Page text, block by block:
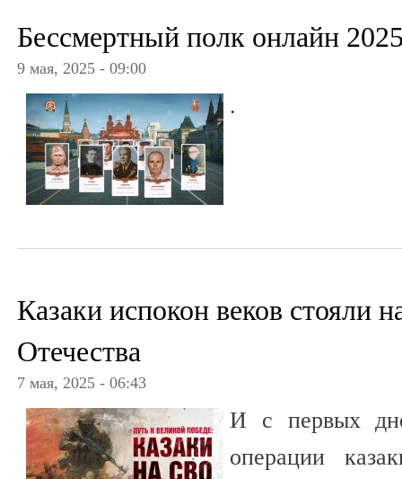
Бессмертный полк онлайн
9 мая, 2025 - 09:00
.
Казаки испокон веков стояли
Отечества
7 мая, 2025 - 06:43
И с первых
операции